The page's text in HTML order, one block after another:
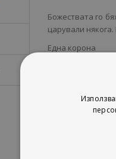
Божествата го
царували
Една корона